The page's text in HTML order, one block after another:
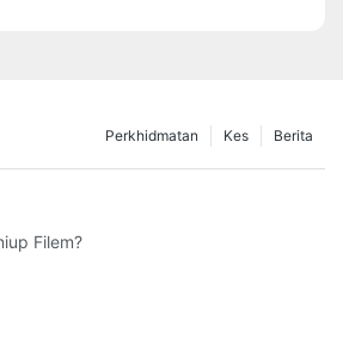
Berita
Kes
Perkhidmatan
kekurangannya
Filem?